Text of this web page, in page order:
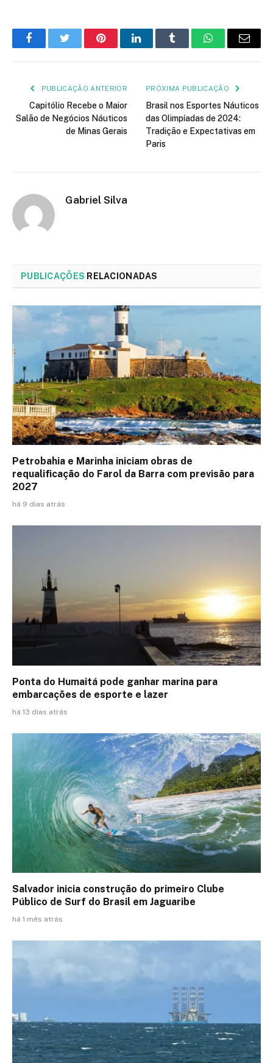
FacebookTwitter PinterestLinkedInTumblr WhatsApp
E-
PUBLICAÇÃO ANTERIOR
Capitólio Recebe o Maior
Salão de Negócios Náuticos
de Minas Gerais
PRÓXIMA PUBLICAÇÃO
Brasil nos Esportes Náuticos
das Olimpíadas de 2024:
Tradição e Expectativas em
Paris
Gabriel Silva
PUBLICAÇÕES RELACIONADAS
Petrobahia e Marinha iniciam obras de
requalificação do Farol da Barra com previsão para
2027
há 9 dias atrás
Ponta do Humaitá pode ganhar marina para
embarcações de esporte e lazer
há 13 dias atrás
Salvador inicia construção do primeiro Clube
Público de Surf do Brasil em Jaguaribe
há 1 mês atrás